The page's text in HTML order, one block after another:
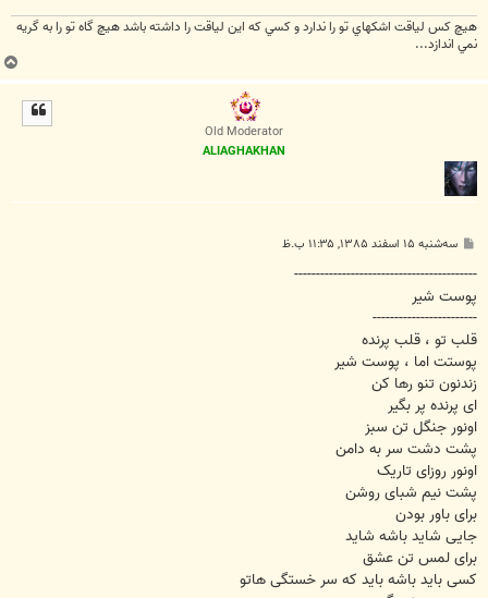
هيچ كس لياقت اشكهاي تو را ندارد و كسي كه اين لياقت را داشته باشد هيچ گاه تو را به گريه
نمي اندازد...
ب
ا
Old Moderator
ALIAGHAKHAN
پ
ت
سه‌شنبه ۱۵ اسفند ۱۳۸۵, ۱۱:۳۵ ب.ظ
------------------------------------------
پوست شیر
------------------------
قلب تو ، قلب پرنده
پوستت اما ، پوست شیر
زندنون تنو رها کن
ای پرنده پر بگیر
اونور جنگل تن سبز
پشت دشت سر به دامن
اونور روزای تاریک
پشت نیم شبای روشن
برای باور بودن
جایی شاید باشه شاید
برای لمس تن عشق
کسی باید باشه باید که سر خستگی هاتو